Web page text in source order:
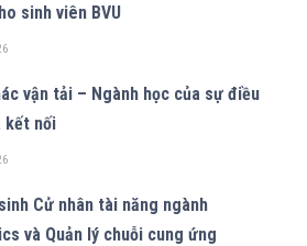
sinh viên BVU
vận tải – Ngành học của sự điều
kết nối
Cử nhân tài năng ngành
và Quản lý chuỗi cung ứng